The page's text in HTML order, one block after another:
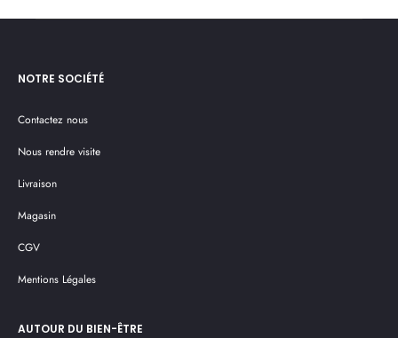
NOTRE SOCIÉTÉ
Contactez nous
Nous rendre visite
Livraison
Magasin
CGV
Mentions Légales
AUTOUR DU BIEN-ÊTRE